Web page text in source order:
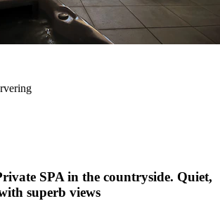
SPA in the countryside. Quiet,
superb views